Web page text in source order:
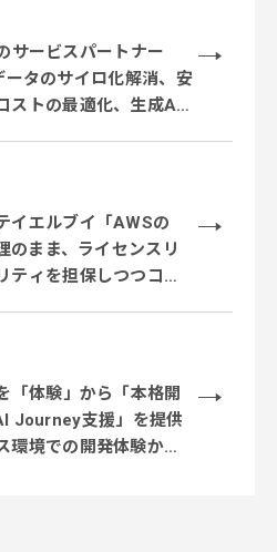
サービスパートナー
ータのサイロ化解消、安
ストの最適化、生成AI
イエルブイ「AWSの
のまま、ライセンスリ
ティを担保しつつコス
「体験」から「本格開
Journey支援」を提供
境での開発体験から